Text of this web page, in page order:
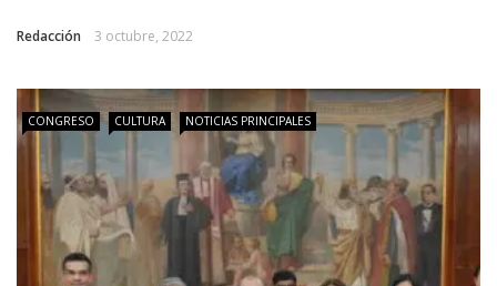
Redacción 3 octubre, 2022
CONGRESO CULTURA NOTICIAS PRINCIPALES